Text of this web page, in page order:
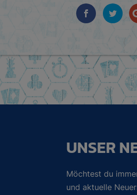
UNSER
Möchtest du
und aktuelle